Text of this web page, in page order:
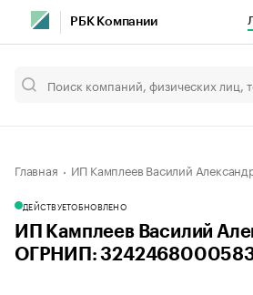
РБК Компании
Главная ИП Камплеев Василий
ДЕЙСТВУЕТОБНОВЛЕНО
ИП Камплеев Василий
ОГРНИП: